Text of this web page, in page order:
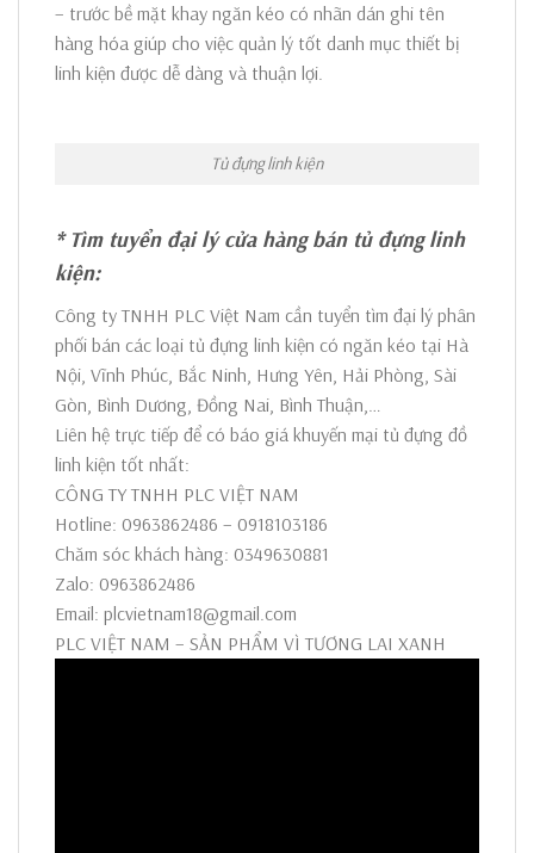
– trước bề mặt khay ngăn kéo có nhãn dán ghi tên
hàng hóa giúp cho việc quản lý tốt danh mục thiết bị
linh kiện được dễ dàng và thuận lợi.
Tủ đựng linh kiện
* Tìm tuyển đại lý cửa hàng bán tủ đựng linh
kiện:
Công ty TNHH PLC Việt Nam cần tuyển tìm đại lý phân
phối bán các loại tủ đựng linh kiện có ngăn kéo tại Hà
Nội, Vĩnh Phúc, Bắc Ninh, Hưng Yên, Hải Phòng, Sài
Gòn, Bình Dương, Đồng Nai, Bình Thuận,…
Liên hệ trực tiếp để có báo giá khuyến mại tủ đựng đồ
linh kiện tốt nhất:
CÔNG TY TNHH PLC VIỆT NAM
Hotline: 0963862486 – 0918103186
Chăm sóc khách hàng: 0349630881
Zalo: 0963862486
Email: plcvietnam18@gmail.com
PLC VIỆT NAM – SẢN PHẨM VÌ TƯƠNG LAI XANH